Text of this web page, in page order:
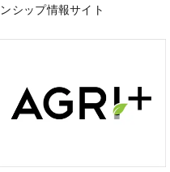
ンシップ情報サイト